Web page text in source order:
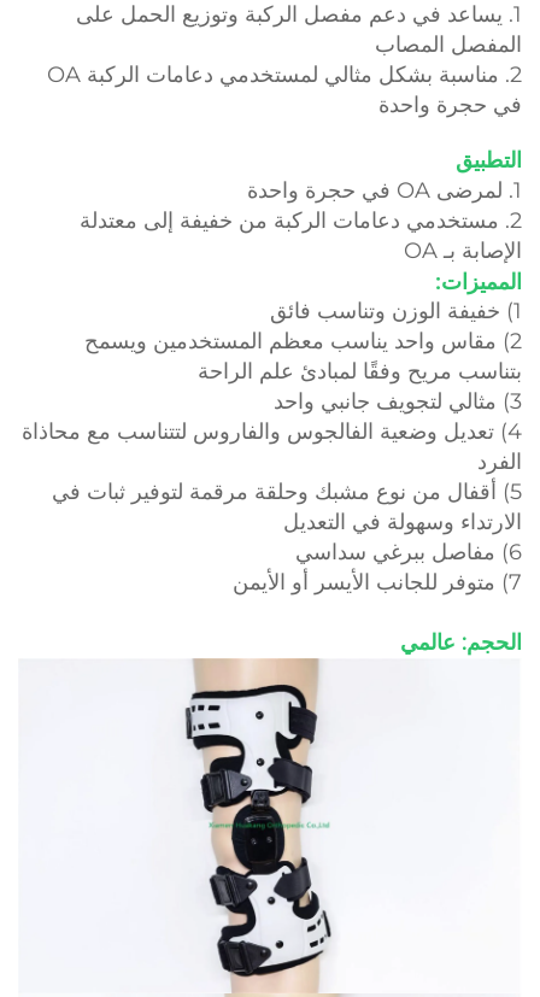
1. يساعد في دعم مفصل الركبة وتوزيع الحمل على
المفصل المصاب
2. مناسبة بشكل مثالي لمستخدمي دعامات الركبة OA
في حجرة واحدة
التطبيق
1. لمرضى OA في حجرة واحدة
2. مستخدمي دعامات الركبة من خفيفة إلى معتدلة
الإصابة بـ OA
المميزات:
1) خفيفة الوزن وتناسب فائق
2) مقاس واحد يناسب معظم المستخدمين ويسمح
بتناسب مريح وفقًا لمبادئ علم الراحة
3) مثالي لتجويف جانبي واحد
4) تعديل وضعية الفالجوس والفاروس لتتناسب مع محاذاة
الفرد
5) أقفال من نوع مشبك وحلقة مرقمة لتوفير ثبات في
الارتداء وسهولة في التعديل
6) مفاصل ببرغي سداسي
7) متوفر للجانب الأيسر أو الأيمن
الحجم: عالمي